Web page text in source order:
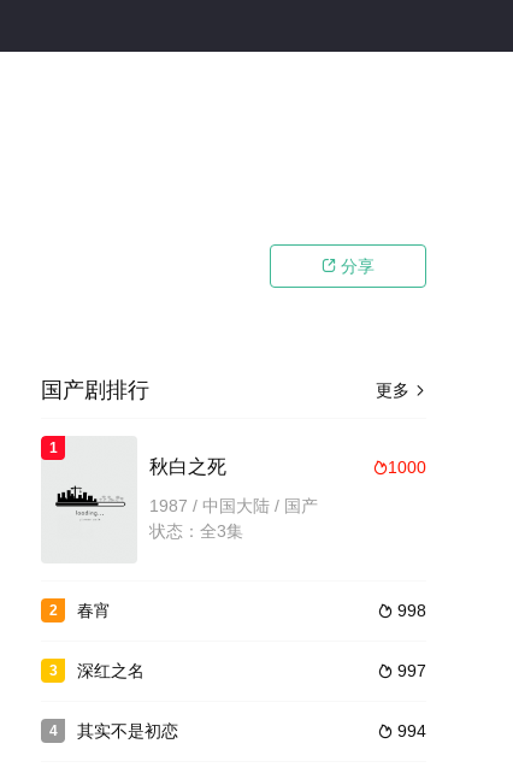
 分享
更多 
国产剧排行
1
1000
秋白之死
1987 / 中国大陆 / 国产
状态：全3集
2  998
春宵
3  997
深红之名
4  994
其实不是初恋